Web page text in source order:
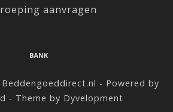
aanvragen
- Powered by
- Theme by Dyvelopment